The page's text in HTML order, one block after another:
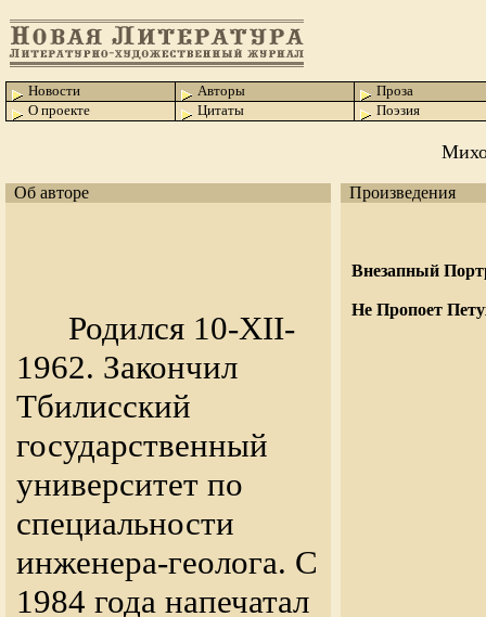
Новости Авторы
Проза
О проекте
Цитаты Поэзия
Об авторе
Родился 10-ХII-
1962. Закончил
Тбилисский
государственный
университет по
специальности
инженера-геолога. С
1984 года напечатал
Произведения
Внезапный
Не Пропоет